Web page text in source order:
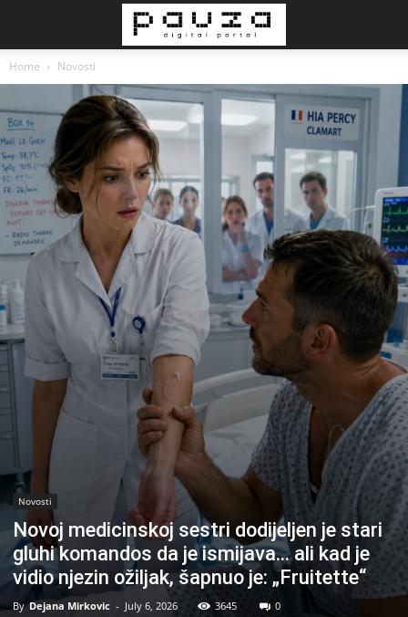
Home Novosti
Novosti
Novoj medicinskoj sestri dodijeljen je stari
gluhi komandos da je ismijava… ali kad je
vidio njezin ožiljak, šapnuo je: „Fruitette“
By Dejana Mirkovic - July 6, 2026 3645 0